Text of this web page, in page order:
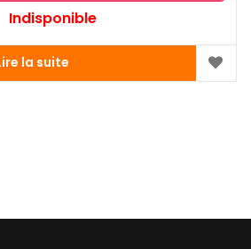
Indisponible
la suite